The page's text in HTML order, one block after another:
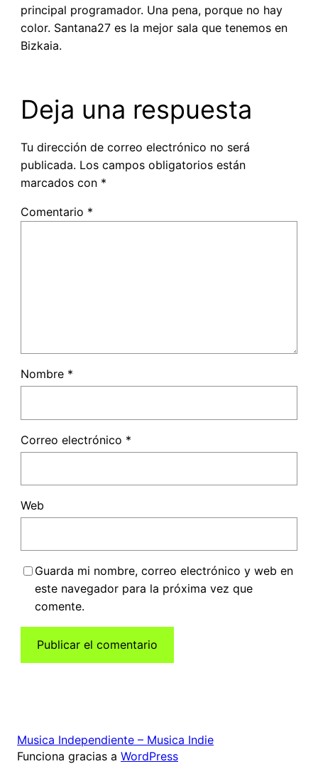
principal programador. Una pena, porque no hay
color. Santana27 es la mejor sala que tenemos en
Bizkaia.
Deja una respuesta
Tu dirección de correo electrónico no será
publicada. Los campos obligatorios están
marcados con *
Comentario *
Nombre *
Correo electrónico *
Web
Guarda mi nombre, correo electrónico y web en
este navegador para la próxima vez que
comente.
Musica Independiente – Musica Indie
Funciona gracias a WordPress